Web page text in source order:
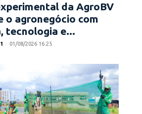
da AgroBV
o agronegócio com
tecnologia e...
- 01/08/2026 16:25